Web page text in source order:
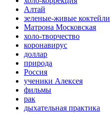
Алтай
зеленые-живые коктейли
Матрона Московская
холо-творчество
коронавирус
доллар
природа
Россия
ученики Алексея
фильмы
рак
дыхательная практика